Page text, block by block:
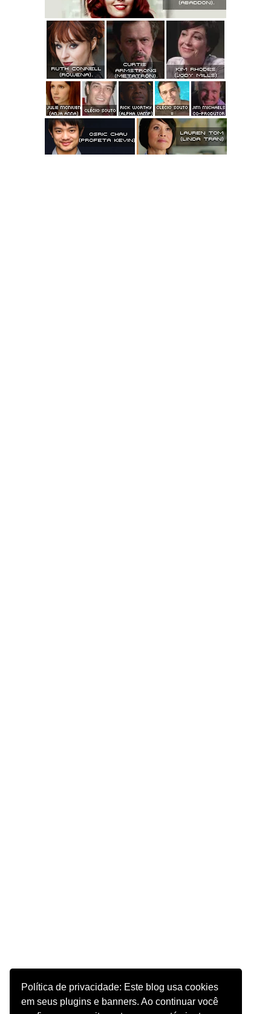
Política de privacidade: Este blog usa cookies
em seus plugins e banners. Ao continuar você